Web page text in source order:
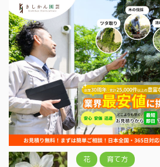
花 育て方